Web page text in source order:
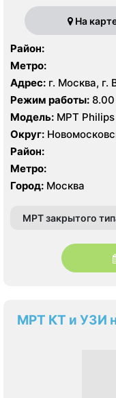
На
Район:
Метро:
Адрес: г. Москва, г.
д. 1, корп. 8
Режим работы:
Модель: МРТ Philips
Округ:
Район:
Метро:
Город: Москва
МРТ закрытого
МРТ КТ и УЗИ